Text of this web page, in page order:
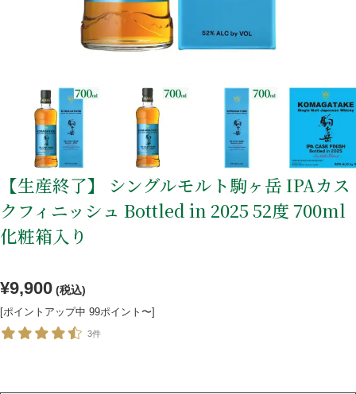
酒類から探す
リキュール・梅酒
その他
【生産終了】 シングルモルト駒ヶ岳 IPAカス
クフィニッシュ Bottled in 2025 52度 700ml
化粧箱入り
¥9,900 (税込)
[ポイントアップ中 99ポイント〜]
3件